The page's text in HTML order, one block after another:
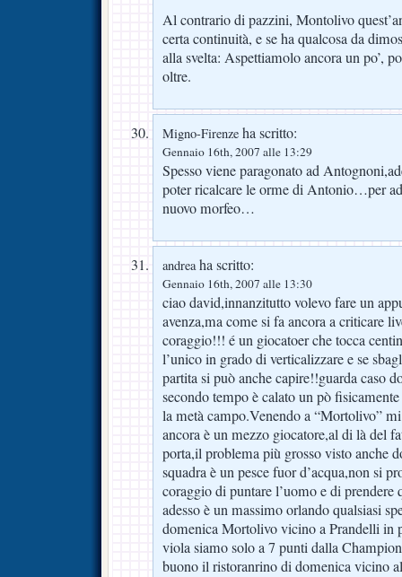
Al contrario di pazzini, Montolivo
certa continuità, e se ha qualcosa da
alla svelta: Aspettiamolo ancora un po’,
oltre.
Migno-Firenze ha scritto:
Gennaio 16th, 2007 alle 13:29
Spesso viene paragonato ad
poter ricalcare le orme di Antonio…per
nuovo morfeo…
andreaha scritto:
Gennaio 16th, 2007 alle 13:30
ciao david,innanzitutto volevo fare un
avenza,ma come si fa ancora a criticare
coraggio!!! é un giocatoer che tocca
l’unico in grado di verticalizzare e se
partita si può anche capire!!guarda caso
secondo tempo è calato un pò
la metà campo.Venendo a “Mortolivo”
ancora è un mezzo giocatore,al di là del
porta,il problema più grosso visto anche
squadra è un pesce fuor d’acqua,non si
coraggio di puntare l’uomo e di prendere
adesso è un massimo orlando qualsiasi
domenica Mortolivo vicino a Prandelli in
viola siamo solo a 7 punti dalla
buono il ristoranrino di domenica vicino